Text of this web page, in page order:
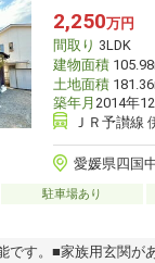
2,250万円
間取り 3LDK
建物面積
土地面積
築年月 2014年
ＪＲ予讃線
愛媛県四国
駐車場あり
です。■家族用玄関が